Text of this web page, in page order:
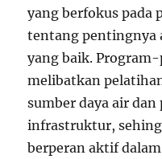
yang berfokus pada
tentang pentingnya
yang baik.
melibatkan
sumber daya air dan
infrastruktur,
berperan aktif